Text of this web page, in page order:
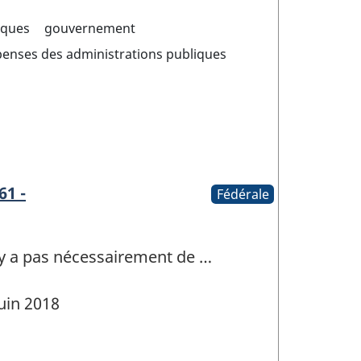
gouvernement
des administrations publiques
- Fédérale
a pas nécessairement de …
2018